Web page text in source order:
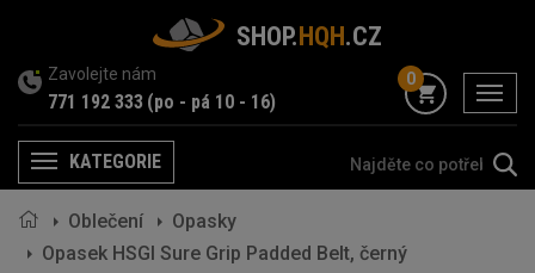
SHOP.HQH.CZ
Zavolejte nám
771 192 333 (po - pá 10 - 16) menu
0
MenuKATEGORIE
Oblečení
Opasky
Opasek HSGI Sure Grip Padded Belt, černý